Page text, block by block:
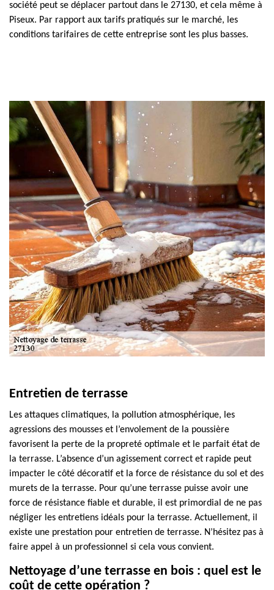
société peut se déplacer partout dans le 27130, et cela même à
Piseux. Par rapport aux tarifs pratiqués sur le marché, les
conditions tarifaires de cette entreprise sont les plus basses.
Entretien de terrasse
Les attaques climatiques, la pollution atmosphérique, les
agressions des mousses et l’envolement de la poussière
favorisent la perte de la propreté optimale et le parfait état de
la terrasse. L’absence d’un agissement correct et rapide peut
impacter le côté décoratif et la force de résistance du sol et des
murets de la terrasse. Pour qu’une terrasse puisse avoir une
force de résistance fiable et durable, il est primordial de ne pas
négliger les entretiens idéals pour la terrasse. Actuellement, il
existe une prestation pour entretien de terrasse. N’hésitez pas à
faire appel à un professionnel si cela vous convient.
Nettoyage d’une terrasse en bois : quel est le
coût de cette opération ?